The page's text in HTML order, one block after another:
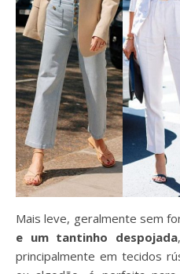
Mais leve, geralmente sem
e um tantinho despojada
principalmente em tecidos